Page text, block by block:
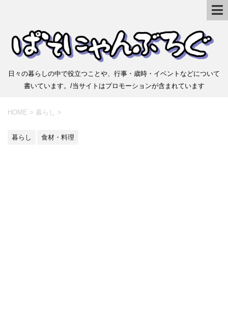
日々の暮らしの中で役立つことや、行事・歳時・イベントなどについて
書いています。/当サイトはプロモーションが含まれています
HOME > 暮らし >
暮らし 食材・料理